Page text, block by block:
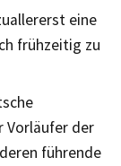
eine
frühzeitig zu
Vorläufer der
führende